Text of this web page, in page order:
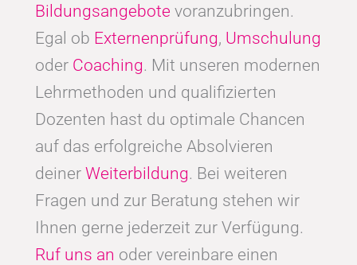
Bildungsangebote voranzubringen.
Egal ob Externenprüfung, Umschulung
oder Coaching. Mit unseren modernen
Lehrmethoden und qualifizierten
Dozenten hast du optimale Chancen
auf das erfolgreiche Absolvieren
deiner Weiterbildung. Bei weiteren
Fragen und zur Beratung stehen wir
Ihnen gerne jederzeit zur Verfügung.
Ruf uns an oder vereinbare einen